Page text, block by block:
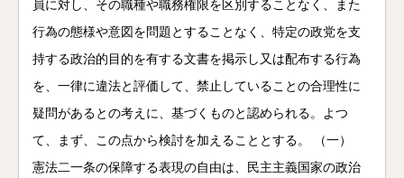
員に対し、その職種や職務権限を区別することなく、また
行為の態様や意図を問題とすることなく、特定の政党を支
持する政治的目的を有する文書を掲示し又は配布する行為
を、一律に違法と評価して、禁止していることの合理性に
疑問があるとの考えに、基づくものと認められる。よつ
て、まず、この点から検討を加えることとする。 （一）
憲法二一条の保障する表現の自由は、民主主義国家の政治